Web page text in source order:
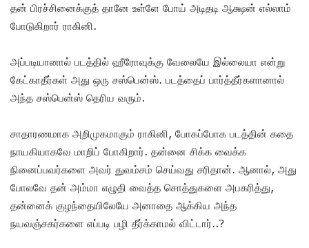
தன் பிரச்சினைக்குத் தானே உள்ளே போய் அடிதடி ஆக்ஷன் எல்லாம்
போடுகிறார் ராகினி.
அப்படியானால் படத்தில் ஹீரோவுக்கு வேலையே இல்லையா என்று
கேட்காதீர்கள் அது ஒரு சஸ்பென்ஸ். படத்தைப் பார்த்தீர்களானால்
அந்த சஸ்பென்ஸ் தெரிய வரும்.
சாதாரணமாக அறிமுகமாகும் ராகினி, போகப்போக படத்தின் கதை
நாயகியாகவே மாறிப் போகிறார். தன்னை சிக்க வைக்க
நினைப்பவர்களை அவர் துவம்சம் செய்வது சரிதான். ஆனால், அது
போலவே தன் அம்மா எழுதி வைத்த சொத்துகளை அபகரித்து,
தன்னைக் குழந்தையிலேயே அனாதை ஆக்கிய அந்த
நயவஞ்சகர்களை எப்படி பழி தீர்க்காமல் விட்டார்..?